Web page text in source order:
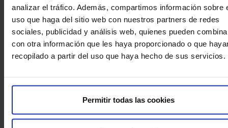
analizar el tráfico. Además, compartimos información sobre
uso que haga del sitio web con nuestros partners de redes
sociales, publicidad y análisis web, quienes pueden
con otra información que les haya proporcionado o que
recopilado a partir del uso que haya hecho de sus servicios.
Permitir todas las cookies
Te preparamos para el gran día y los primeros momentos
con tu bebé, con nuestros cursos de preparación al parto
y la maternidad.